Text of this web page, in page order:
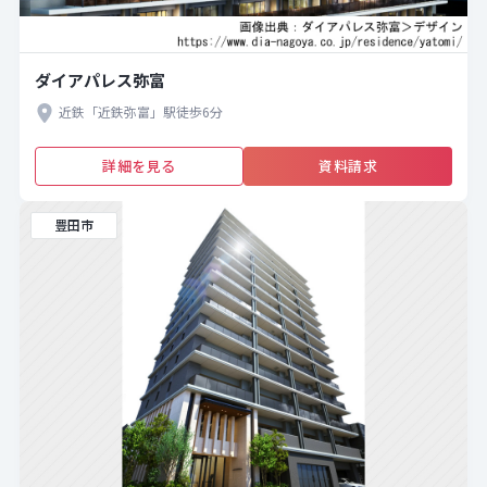
ダイアパレス弥富
近鉄「近鉄弥富」駅徒歩6分
詳細を見る 資料請求
豊田市